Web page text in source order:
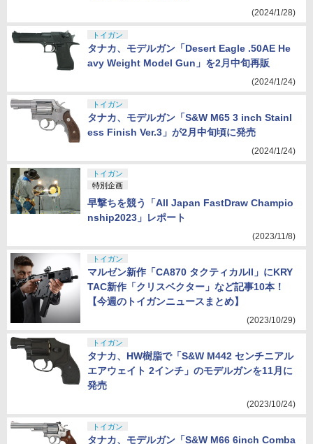
(2024/1/28)
トイガン
タナカ、モデルガン「Desert Eagle .50AE He
avy Weight Model Gun」を2月中旬再販
(2024/1/24)
トイガン
タナカ、モデルガン「S&W M65 3 inch Stainl
ess Finish Ver.3」が2月中旬頃に発売
(2024/1/24)
トイガン
特別企画
早撃ちを競う「All Japan FastDraw Champio
nship2023」レポート
(2023/11/8)
トイガン
マルゼン新作「CA870 タクティカルII」にKRY
TAC新作「クリスベクター」など記事10本！
【今週のトイガンニュースまとめ】
(2023/10/29)
トイガン
タナカ、HW樹脂で「S&W M442 センチニアル
エアウェイト 2インチ」のモデルガンを11月に
発売
(2023/10/24)
トイガン
タナカ、モデルガン「S&W M66 6inch Comba